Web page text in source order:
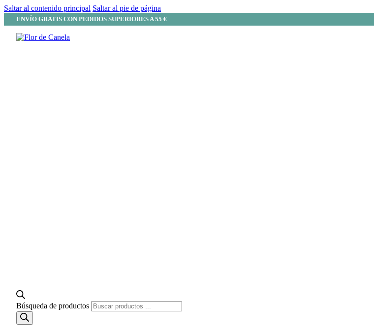
Saltar al contenido principal Saltar al pie de página
ENVÍO GRATIS CON PEDIDOS SUPERIORES A 55 €
Búsqueda de productos